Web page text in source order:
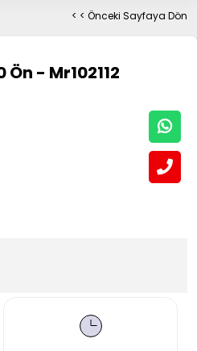
< < Önceki Sayfaya Dön
- Mr102112